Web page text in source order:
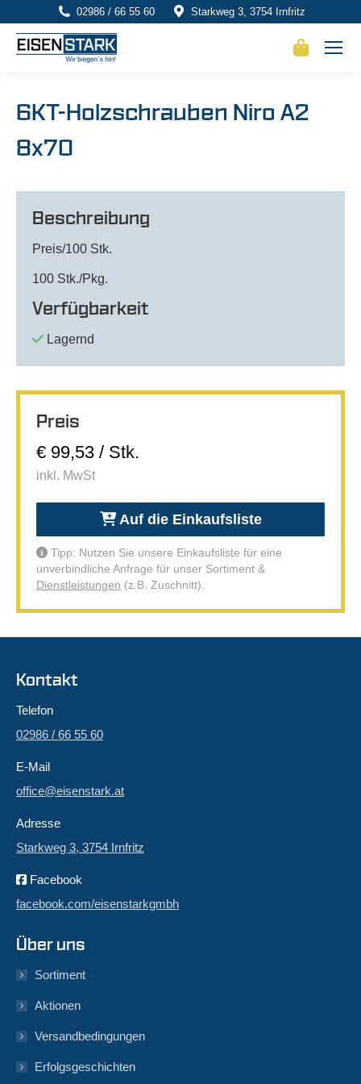
02986 / 66 55 60 Starkweg 3, 3754 Irnfritz
6KT-Holzschrauben Niro A2
8x70
Beschreibung
Preis/100 Stk.
100 Stk./Pkg.
Verfügbarkeit
Lagernd
Preis
€ 99,53 / Stk.
inkl. MwSt
Auf die Einkaufsliste
Tipp: Nutzen Sie unsere Einkaufsliste für eine
unverbindliche Anfrage für unser Sortiment &
Dienstleistungen (z.B. Zuschnitt).
Kontakt
Telefon
02986 / 66 55 60
E-Mail
office@eisenstark.at
Adresse
Starkweg 3, 3754 Irnfritz
Facebook
facebook.com/eisenstarkgmbh
Über uns
Sortiment
Aktionen
Versandbedingungen
Erfolgsgeschichten